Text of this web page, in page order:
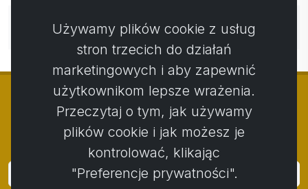
komentarzem.
© Copyright 2014 - 2026 Activstar
Zaloguj się
Używamy plików cookie z usług
stron trzecich do działań
marketingowych i aby zapewnić
użytkownikom lepsze wrażenia.
Przeczytaj o tym, jak używamy
plików cookie i jak możesz je
kontrolować, klikając
"Preferencje prywatności".